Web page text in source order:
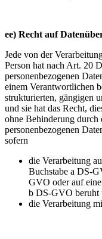
ee) Recht auf
Jede von der
Person hat nach Art. 20
personenbezogenen
einem Verantwortlichen
strukturierten, gängigen
und sie hat das Recht,
ohne Behinderung
personenbezogenen
sofern
die Verarbeitung
Buchstabe a DS-
GVO oder auf
b DS-GVO beruht
die Verarbeitung